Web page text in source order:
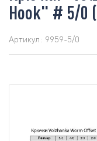
Hook" # 5/0
Артикул: 9959-5/0